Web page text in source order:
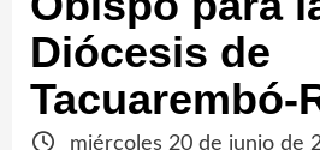
Diócesis de
Tacuarembó-
miércoles 20 de junio de